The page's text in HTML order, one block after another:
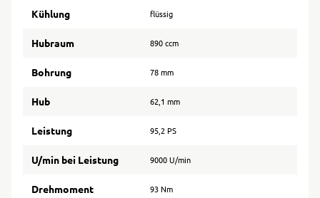
Kühlung flüssig
Hubraum 890 ccm
Bohrung 78 mm
Hub 62,1 mm
Leistung 95,2 PS
U/min bei Leistung 9000 U/min
Drehmoment 93 Nm